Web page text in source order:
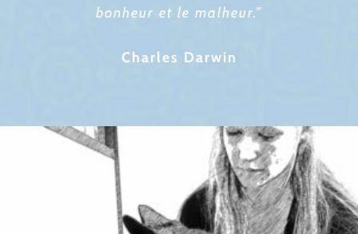
bonheur et le malheur.”
Charles Darwin